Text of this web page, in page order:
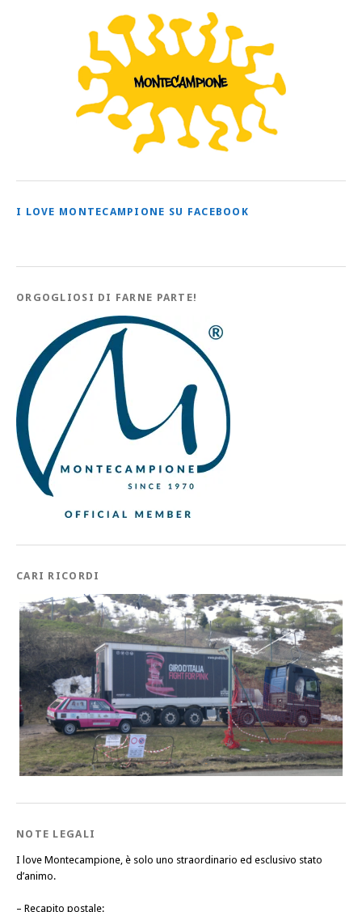
I LOVE MONTECAMPIONE SU FACEBOOK
ORGOGLIOSI DI FARNE PARTE!
CARI RICORDI
NOTE LEGALI
I love Montecampione, è solo uno straordinario ed esclusivo stato
d’animo.
– Recapito postale: